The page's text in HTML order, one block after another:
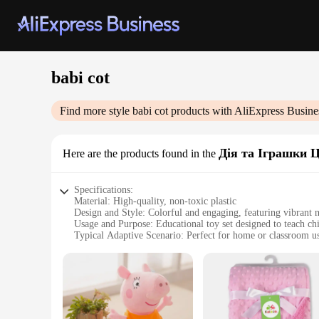
babi cot
Find more style babi cot products with AliExpress
Here are the products found in the Дія та Іграшки
Specifications:
Material: High-quality, non-toxic plastic
Design and Style: Colorful and engaging, featuring vibrant
Usage and Purpose: Educational toy set designed to teach
Typical Adaptive Scenario: Perfect for home or classroom
Performance and Property: Durable and easy to clean, with
Features:
**Enhancing Early Learning Experiences**
The babi cot Дія та Іграшки Цифри is a fantastic addition
focusing on numbers and counting. The vibrant colors and